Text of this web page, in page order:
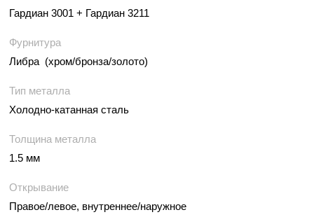
Гардиан 3001 + Гардиан 3211
Фурнитура
Либра (хром/бронза/золото)
Тип металла
Холодно-катанная сталь
Толщина металла
1.5 мм
Открывание
Правое/левое, внутреннее/наружное